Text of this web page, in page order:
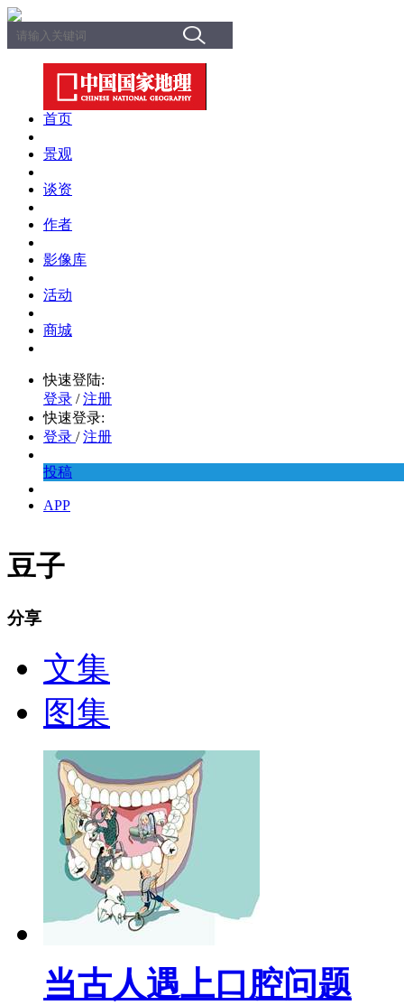
首页
景观
谈资
作者
影像库
活动
商城
快速登陆:
登录 / 注册
快速登录:
登录 / 注册
投稿
APP
豆子
分享
文集
图集
当古人遇上口腔问题